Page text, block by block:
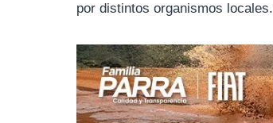
por distintos organismos locales.